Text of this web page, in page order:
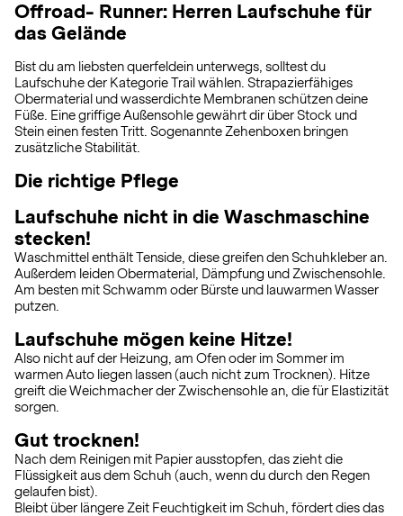
Offroad- Runner: Herren Laufschuhe für
das Gelände
Bist du am liebsten querfeldein unterwegs, solltest du
Laufschuhe der Kategorie Trail wählen. Strapazierfähiges
Obermaterial und wasserdichte Membranen schützen deine
Füße. Eine griffige Außensohle gewährt dir über Stock und
Stein einen festen Tritt. Sogenannte Zehenboxen bringen
zusätzliche Stabilität.
Die richtige Pflege
Laufschuhe nicht in die Waschmaschine
stecken!
Waschmittel enthält Tenside, diese greifen den Schuhkleber an.
Außerdem leiden Obermaterial, Dämpfung und Zwischensohle.
Am besten mit Schwamm oder Bürste und lauwarmen Wasser
putzen.
Laufschuhe mögen keine Hitze!
Also nicht auf der Heizung, am Ofen oder im Sommer im
warmen Auto liegen lassen (auch nicht zum Trocknen). Hitze
greift die Weichmacher der Zwischensohle an, die für Elastizität
sorgen.
Gut trocknen!
Nach dem Reinigen mit Papier ausstopfen, das zieht die
Flüssigkeit aus dem Schuh (auch, wenn du durch den Regen
gelaufen bist).
Bleibt über längere Zeit Feuchtigkeit im Schuh, fördert dies das